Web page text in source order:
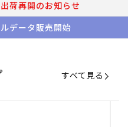
荷再開のお知らせ
データ販売開始
すべて見る